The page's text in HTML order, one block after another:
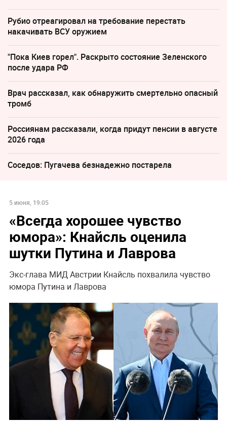
Рубио отреагировал на требование перестать
накачивать ВСУ оружием
"Пока Киев горел". Раскрыто состояние Зеленского
после удара РФ
Врач рассказал, как обнаружить смертельно опасный
тромб
Россиянам рассказали, когда придут пенсии в августе
2026 года
Соседов: Пугачева безнадежно постарела
5 июня, 19:05
«Всегда хорошее чувство
юмора»: Кнайсль оценила
шутки Путина и Лаврова
Экс-глава МИД Австрии Кнайсль похвалила чувство
юмора Путина и Лаврова